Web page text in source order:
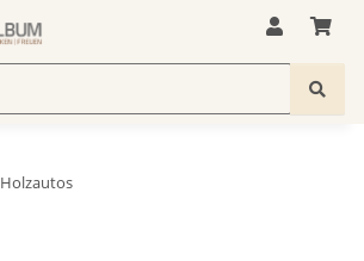
Holzautos